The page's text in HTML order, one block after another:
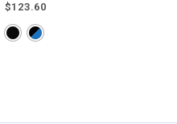
$123.60